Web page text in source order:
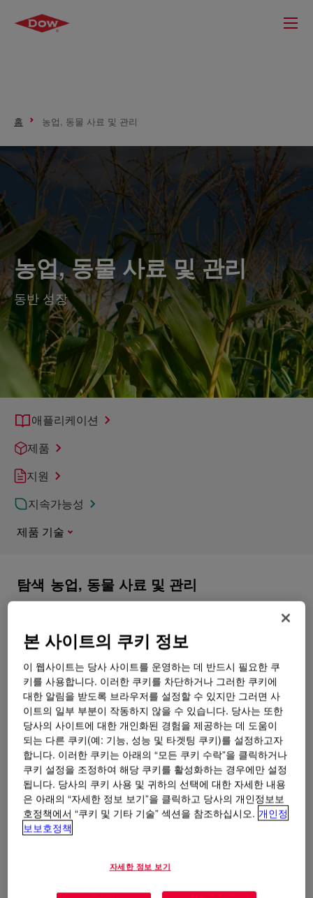
홈 농업, 동물 사료 및 관리
농업, 동물 사료 및 관리
동반 성장
애플리케이션
제품
지원
지속가능성
제품 기술
탐색 농업, 동물 사료 및 관리
본 사이트의 쿠키 정보
이 웹사이트는 당사 사이트를 운영하는 데 반드시 필요한 쿠
키를 사용합니다. 이러한 쿠키를 차단하거나 그러한 쿠키에
대한 알림을 받도록 브라우저를 설정할 수 있지만 그러면 사
이트의 일부 부분이 작동하지 않을 수 있습니다. 당사는 또한
당사의 사이트에 대한 개인화된 경험을 제공하는 데 도움이
되는 다른 쿠키(예: 기능, 성능 및 타겟팅 쿠키)를 설정하고자
합니다. 이러한 쿠키는 아래의 “모든 쿠키 수락”을 클릭하거나
쿠키 설정을 조정하여 해당 쿠키를 활성화하는 경우에만 설정
됩니다. 당사의 쿠키 사용 및 귀하의 선택에 대한 자세한 내용
은 아래의 “자세한 정보 보기”을 클릭하고 당사의 개인정보보
호정책에서 “쿠키 및 기타 기술” 섹션을 참조하십시오. 개인정
보보호정책
자세한 정보 보기